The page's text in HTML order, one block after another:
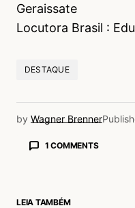
Geraissate
Locutora Brasil :
DESTAQUE
by Wagner Brenner
1 COMMENTS
Eles deveriam
LEIA TAMBÉM